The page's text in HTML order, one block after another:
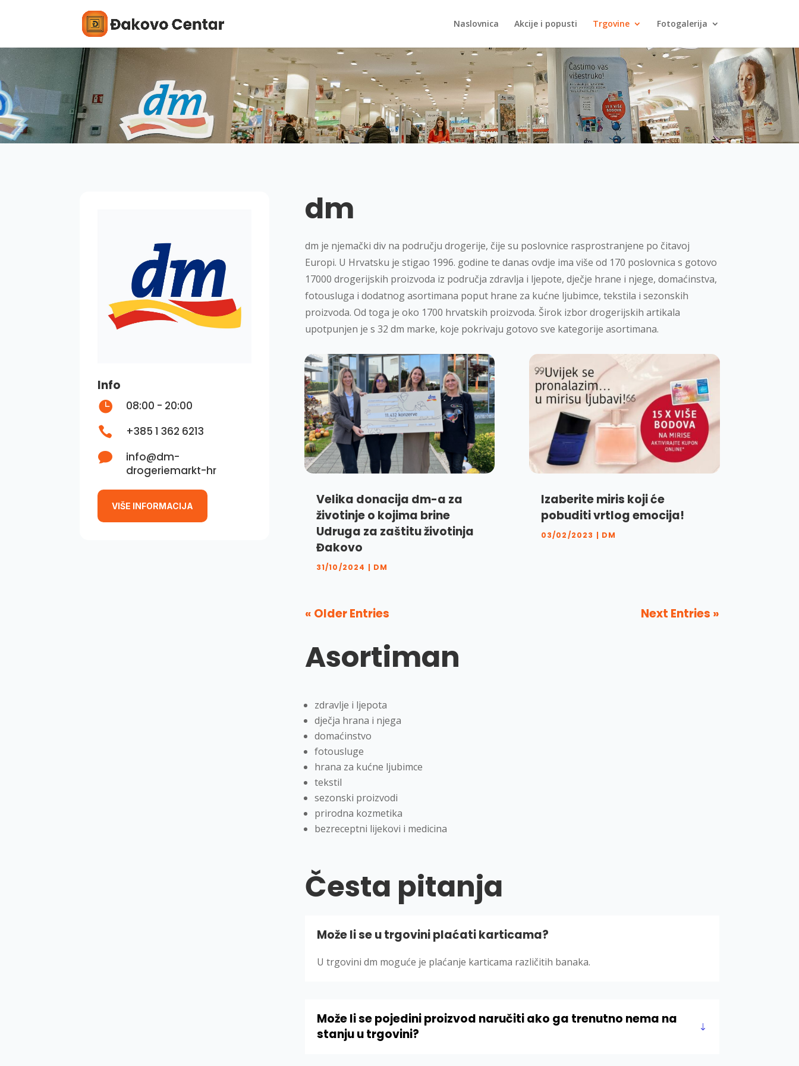
Naslovnica Akcije i popusti Trgovine Fotogalerija
Info
 08:00 - 20:00
 +385 1 362 6213

info@dm-
drogeriemarkt-hr
VIŠE INFORMACIJA
dm
dm je njemački div na području drogerije, čije su poslovnice rasprostranjene po čitavoj
Europi. U Hrvatsku je stigao 1996. godine te danas ovdje ima više od 170 poslovnica s gotovo
17000 drogerijskih proizvoda iz područja zdravlja i ljepote, dječje hrane i njege, domaćinstva,
fotousluga i dodatnog asortimana poput hrane za kućne ljubimce, tekstila i sezonskih
proizvoda. Od toga je oko 1700 hrvatskih proizvoda. Širok izbor drogerijskih artikala
upotpunjen je s 32 dm marke, koje pokrivaju gotovo sve kategorije asortimana.
Velika donacija dm-a za
životinje o kojima brine
Udruga za zaštitu životinja
Đakovo
31/10/2024 | DM
Izaberite miris koji će
pobuditi vrtlog emocija!
03/02/2023 | DM
« Older Entries Next Entries »
Asortiman
zdravlje i ljepota
dječja hrana i njega
domaćinstvo
fotousluge
hrana za kućne ljubimce
tekstil
sezonski proizvodi
prirodna kozmetika
bezreceptni lijekovi i medicina
Česta pitanja
Može li se u trgovini plaćati karticama?
U trgovini dm moguće je plaćanje karticama različitih banaka.
Može li se pojedini proizvod naručiti ako ga trenutno nema na
stanju u trgovini?